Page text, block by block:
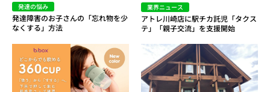
発達の悩み
発達障害のお子さんの「忘れ物を少
なくする」方法
業界ニュース
アトレ川崎店に駅チカ託児「タクス
テ」「親子交流」を支援開始